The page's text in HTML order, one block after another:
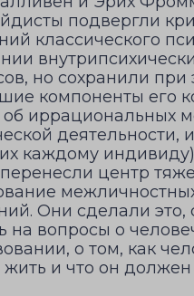
подвергли
классического
но сохранили при
компоненты его
об иррациональных
деятельности,
каждому
центр
Они сделали это,
на вопросы о
о том, как
и что он должен